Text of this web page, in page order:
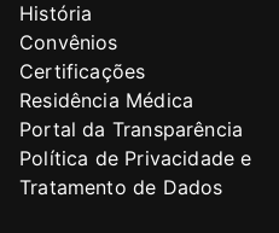
História
Convênios
Certificações
Residência Médica
Portal da Transparência
Política de Privacidade e
Tratamento de Dados